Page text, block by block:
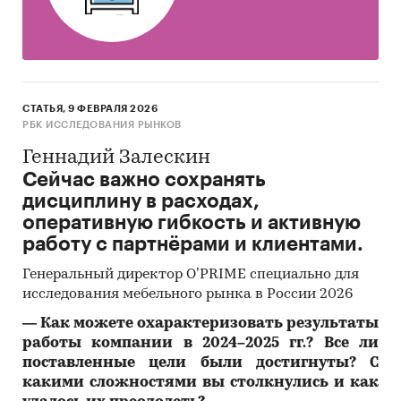
товар/услугуили наиболее близкие товары/
- Объему розничных продаж
сопоставимых ценах
- Объему розничных продаж
непродовольственных товаров в фактических
и сопоставимых ценах
В период2006-2020
рассмотрена
категория«прочая мебель», куда входят
суммарно (без сегментации по
СТАТЬЯ, 9 ФЕВРАЛЯ 2026
РБК ИССЛЕДОВАНИЯ РЫНКОВ
Геннадий Залескин
Сейчас важно сохранять
дисциплину в расходах,
оперативную гибкость и активную
работу с партнёрами и клиентами.
Генеральный директор O’PRIME специально для
исследования мебельного рынка в России 2026
― Как можете охарактеризовать результаты
работы компании в 2024–2025 гг.? Все ли
поставленные цели были достигнуты? С
какими сложностями вы столкнулись и как